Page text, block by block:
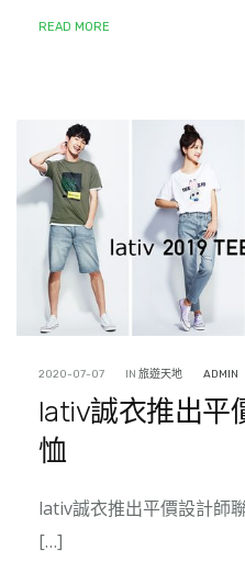
READ MORE
2020-07-07 IN 旅遊天地 ADMIN
lativ誠衣推出平
恤
lativ誠衣推出平價設計
[…]